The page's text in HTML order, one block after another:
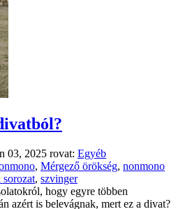
03, 2025 rovat: Egyéb
, Mérgező örökség, nonmono
sorozat, szvinger
hogy egyre többen
azért is belevágnak, mert ez a divat?